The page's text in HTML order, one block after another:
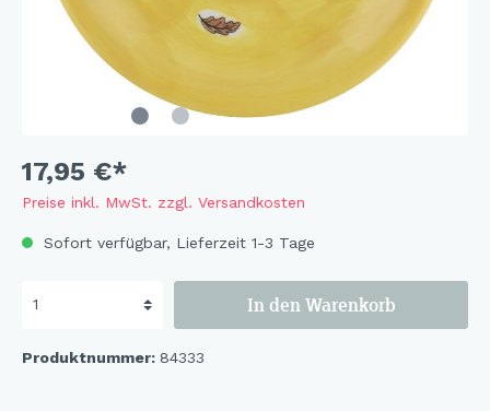
17,95 €*
Preise inkl. MwSt. zzgl. Versandkosten
Sofort verfügbar, Lieferzeit 1-3 Tage
In den Warenkorb
Produktnummer: 84333